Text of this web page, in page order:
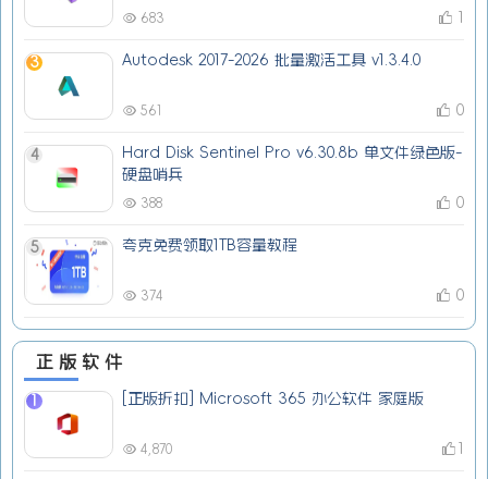
683 1
3 Autodesk 2017-2026 批量激活工具 v1.3.4.0
561 0
4
Hard Disk Sentinel Pro v6.30.8b 单文件绿色版-
硬盘哨兵
388 0
5 夸克免费领取1TB容量教程
374 0
正版软件
1 [正版折扣] Microsoft 365 办公软件 家庭版
4,870 1